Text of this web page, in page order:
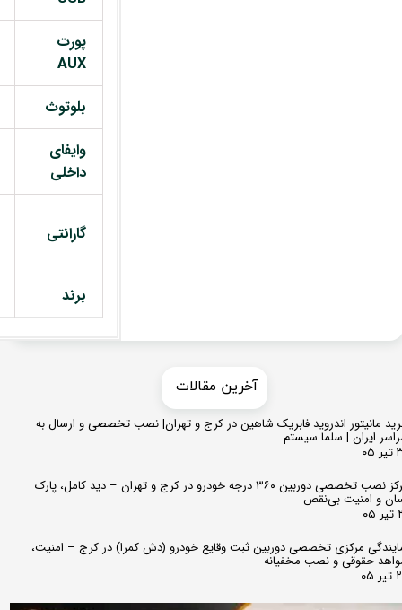
پورت
AUX
بلوتوث
وایفای
داخلی
گارانتی
برند
مانیتور اندروید فابریک شاهین در کرج و تهران| نصب تخصصی و ارسال به
ایران | سلما سیستم
مرکز نصب تخصصی دوربین ۳۶۰ درجه خودرو در کرج و تهران – دید کامل، پارک
و امنیت بی‌نقص
مرکزی تخصصی دوربین ثبت وقایع خودرو (دش کمرا) در کرج – امنیت،
حقوقی و نصب مخفیانه
​​آخرین مقالات